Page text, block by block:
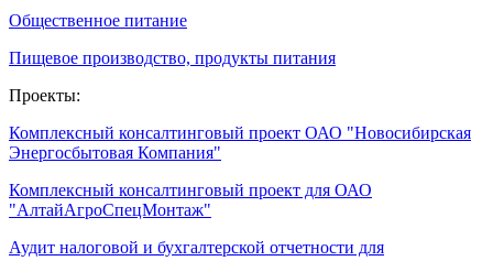
Общественное питание
Пищевое производство, продукты питания
Проекты:
Комплексный консалтинговый проект ОАО "Новосибирская
Энергосбытовая Компания"
Комплексный консалтинговый проект для ОАО
"АлтайАгроСпецМонтаж"
Аудит налоговой и бухгалтерской отчетности для